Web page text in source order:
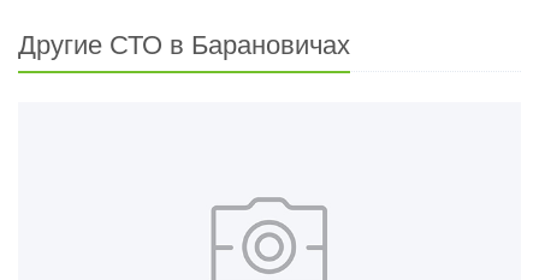
Другие СТО в Барановичах